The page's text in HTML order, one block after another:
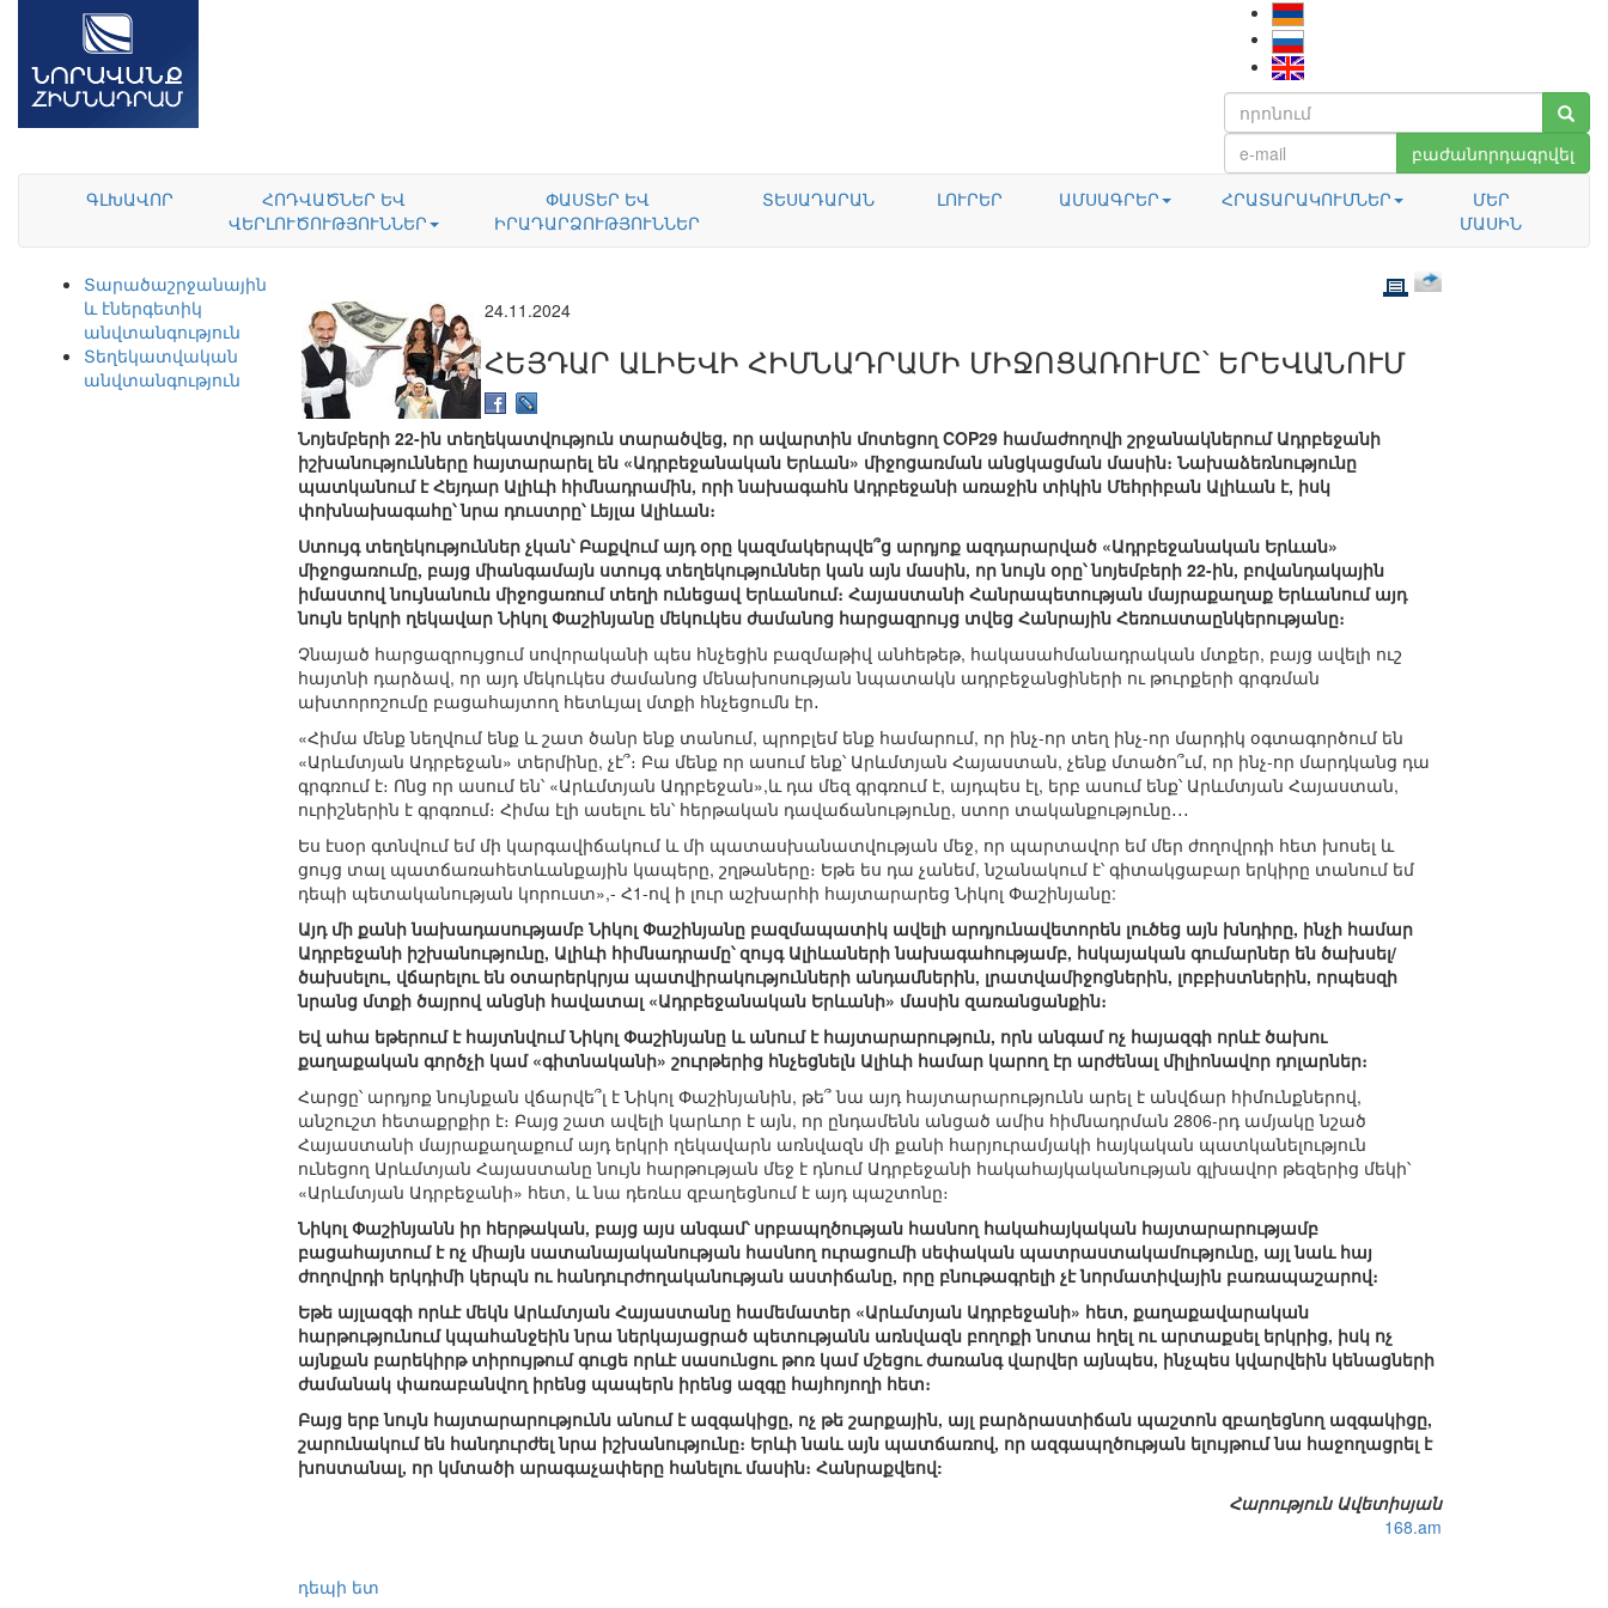
բաժանորդագրվել
ԳԼԽԱՎՈՐ
ՀՈԴՎԱԾՆԵՐ ԵՎ
ՎԵՐԼՈՒԾՈՒԹՅՈՒՆՆԵՐ
ՓԱՍՏԵՐ ԵՎ
ԻՐԱԴԱՐՁՈՒԹՅՈՒՆՆԵՐ
ՏԵՍԱԴԱՐԱՆ ԼՈՒՐԵՐ ԱՄՍԱԳՐԵՐ ՀՐԱՏԱՐԱԿՈՒՄՆԵՐ
ՄԵՐ
ՄԱՍԻՆ
Տարածաշրջանային
և էներգետիկ
անվտանգություն
Տեղեկատվական
անվտանգություն
24.11.2024
ՀԵՅԴԱՐ ԱԼԻԵՎԻ ՀԻՄՆԱԴՐԱՄԻ ՄԻՋՈՑԱՌՈՒՄԸ՝ ԵՐԵՎԱՆՈՒՄ
Նոյեմբերի 22-ին տեղեկատվություն տարածվեց, որ ավարտին մոտեցող COP29 համաժողովի շրջանակներում Ադրբեջանի
իշխանությունները հայտարարել են «Ադրբեջանական Երևան» միջոցառման անցկացման մասին։ Նախաձեռնությունը
պատկանում է Հեյդար Ալիևի հիմնադրամին, որի նախագահն Ադրբեջանի առաջին տիկին Մեհրիբան Ալիևան է, իսկ
փոխնախագահը՝ նրա դուստրը՝ Լեյլա Ալիևան։
Ստույգ տեղեկություններ չկան՝ Բաքվում այդ օրը կազմակերպվե՞ց արդյոք ազդարարված «Ադրբեջանական Երևան»
միջոցառումը, բայց միանգամայն ստույգ տեղեկություններ կան այն մասին, որ նույն օրը՝ նոյեմբերի 22-ին, բովանդակային
իմաստով նույնանուն միջոցառում տեղի ունեցավ Երևանում։ Հայաստանի Հանրապետության մայրաքաղաք Երևանում այդ
նույն երկրի ղեկավար Նիկոլ Փաշինյանը մեկուկես ժամանոց հարցազրույց տվեց Հանրային Հեռուստաընկերությանը։
Չնայած հարցազրույցում սովորականի պես հնչեցին բազմաթիվ անհեթեթ, հակասահմանադրական մտքեր, բայց ավելի ուշ
հայտնի դարձավ, որ այդ մեկուկես ժամանոց մենախոսության նպատակն ադրբեջանցիների ու թուրքերի գրգռման
ախտորոշումը բացահայտող հետևյալ մտքի հնչեցումն էր․
«Հիմա մենք նեղվում ենք և շատ ծանր ենք տանում, պրոբլեմ ենք համարում, որ ինչ-որ տեղ ինչ-որ մարդիկ օգտագործում են
«Արևմտյան Ադրբեջան» տերմինը, չէ՞։ Բա մենք որ ասում ենք՝ Արևմտյան Հայաստան, չենք մտածո՞ւմ, որ ինչ-որ մարդկանց դա
գրգռում է։ Ոնց որ ասում են՝ «Արևմտյան Ադրբեջան»,և դա մեզ գրգռում է, այդպես էլ, երբ ասում ենք՝ Արևմտյան Հայաստան,
ուրիշներին է գրգռում։ Հիմա էլի ասելու են՝ հերթական դավաճանությունը, ստոր տականքությունը․․․
Ես էսօր գտնվում եմ մի կարգավիճակում և մի պատասխանատվության մեջ, որ պարտավոր եմ մեր ժողովրդի հետ խոսել և
ցույց տալ պատճառահետևանքային կապերը, շղթաները։ Եթե ես դա չանեմ, նշանակում է՝ գիտակցաբար երկիրը տանում եմ
դեպի պետականության կորուստ»,- Հ1-ով ի լուր աշխարհի հայտարարեց Նիկոլ Փաշինյանը:
Այդ մի քանի նախադասությամբ Նիկոլ Փաշինյանը բազմապատիկ ավելի արդյունավետորեն լուծեց այն խնդիրը, ինչի համար
Ադրբեջանի իշխանությունը, Ալիևի հիմնադրամը՝ զույգ Ալիևաների նախագահությամբ, հսկայական գումարներ են ծախսել/
ծախսելու, վճարելու են օտարերկրյա պատվիրակությունների անդամներին, լրատվամիջոցներին, լոբբիստներին, որպեսզի
նրանց մտքի ծայրով անցնի հավատալ «Ադրբեջանական Երևանի» մասին զառանցանքին։
Եվ ահա եթերում է հայտնվում Նիկոլ Փաշինյանը և անում է հայտարարություն, որն անգամ ոչ հայազգի որևէ ծախու
քաղաքական գործչի կամ «գիտնականի» շուրթերից հնչեցնելն Ալիևի համար կարող էր արժենալ միլիոնավոր դոլարներ։
Հարցը՝ արդյոք նույնքան վճարվե՞լ է Նիկոլ Փաշինյանին, թե՞ նա այդ հայտարարությունն արել է անվճար հիմունքներով,
անշուշտ հետաքրքիր է։ Բայց շատ ավելի կարևոր է այն, որ ընդամենն անցած ամիս հիմնադրման 2806-րդ ամյակը նշած
Հայաստանի մայրաքաղաքում այդ երկրի ղեկավարն առնվազն մի քանի հարյուրամյակի հայկական պատկանելություն
ունեցող Արևմտյան Հայաստանը նույն հարթության մեջ է դնում Ադրբեջանի հակահայկականության գլխավոր թեզերից մեկի՝
«Արևմտյան Ադրբեջանի» հետ, և նա դեռևս զբաղեցնում է այդ պաշտոնը։
Նիկոլ Փաշինյանն իր հերթական, բայց այս անգամ՝ սրբապղծության հասնող հակահայկական հայտարարությամբ
բացահայտում է ոչ միայն սատանայականության հասնող ուրացումի սեփական պատրաստակամությունը, այլ նաև հայ
ժողովրդի երկդիմի կերպն ու հանդուրժողականության աստիճանը, որը բնութագրելի չէ նորմատիվային բառապաշարով։
Եթե այլազգի որևէ մեկն Արևմտյան Հայաստանը համեմատեր «Արևմտյան Ադրբեջանի» հետ, քաղաքավարական
հարթությունում կպահանջեին նրա ներկայացրած պետությանն առնվազն բողոքի նոտա հղել ու արտաքսել երկրից, իսկ ոչ
այնքան բարեկիրթ տիրույթում գուցե որևէ սասունցու թոռ կամ մշեցու ժառանգ վարվեր այնպես, ինչպես կվարվեին կենացների
ժամանակ փառաբանվող իրենց պապերն իրենց ազգը հայհոյողի հետ։
Բայց երբ նույն հայտարարությունն անում է ազգակիցը, ոչ թե շարքային, այլ բարձրաստիճան պաշտոն զբաղեցնող ազգակիցը,
շարունակում են հանդուրժել նրա իշխանությունը։ Երևի նաև այն պատճառով, որ ազգապղծության ելույթում նա հաջողացրել է
խոստանալ, որ կմտածի արագաչափերը հանելու մասին։ Հանրաքվեով:
Հարություն Ավետիսյան
168.am
դեպի ետ